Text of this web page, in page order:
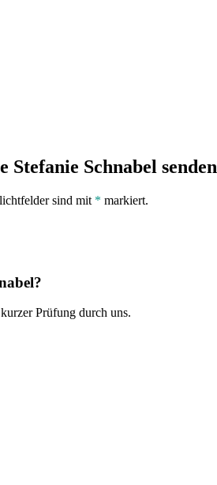
Schnabel senden
sind mit * markiert.
Prüfung durch uns.